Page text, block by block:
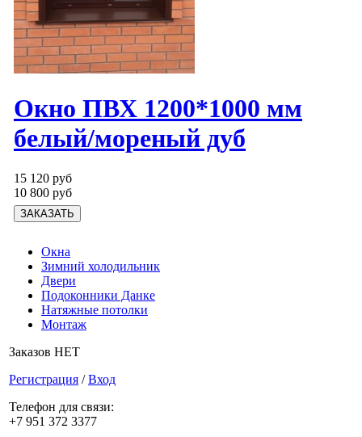
Окно ПВХ 1200*1000 мм
белый/мореный дуб
15 120 руб
10 800 руб
Окна
Зимний холодильник
Двери
Подоконники Данке
Натяжные потолки
Монтаж
Заказов НЕТ
Регистрация /Вход
Телефон для связи:
+7 951 372 3377